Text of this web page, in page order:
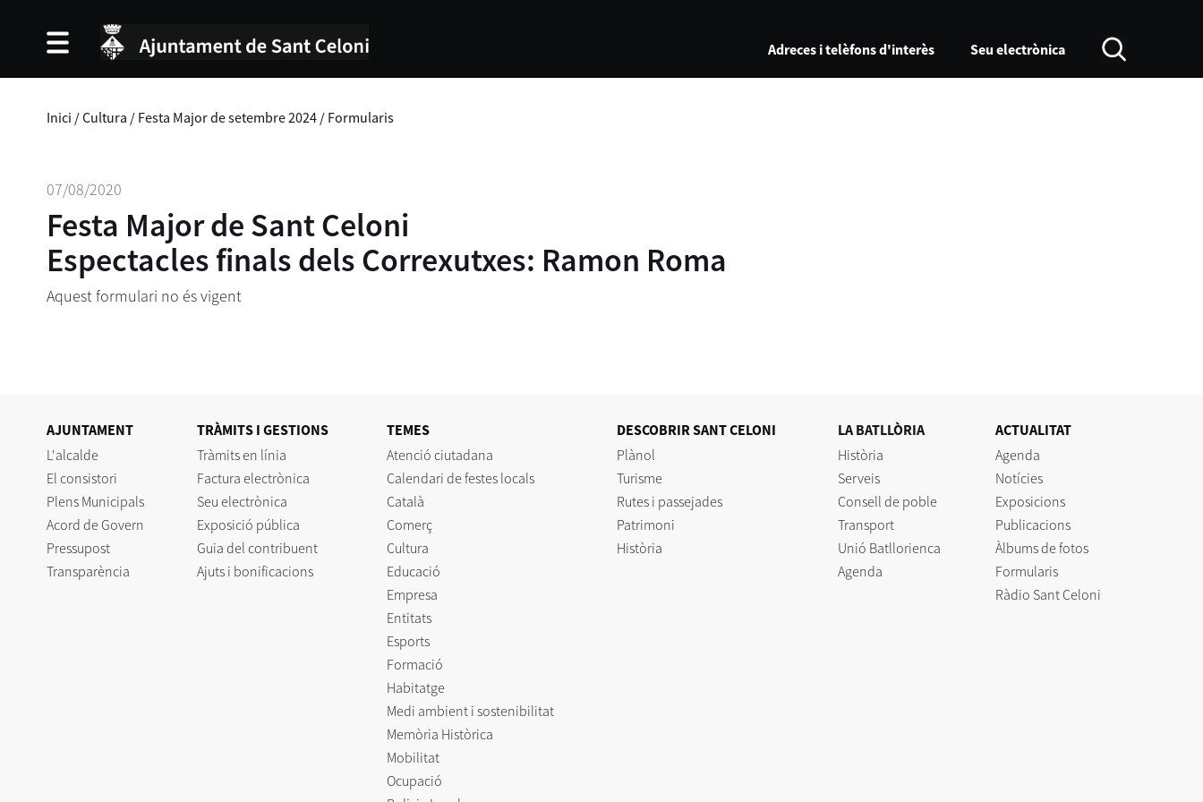
Adreces i telèfons d'interès Seu electrònica
Inici /Cultura / Festa Major de setembre 2024 / Formularis
07/08/2020
Festa Major de Sant Celoni
Espectacles finals dels Correxutxes: Ramon Roma
Aquest formulari no és vigent
AJUNTAMENT
L'alcalde
El consistori
Plens Municipals
Acord de Govern
Pressupost
Transparència
TRÀMITS I GESTIONS
Tràmits en línia
Factura electrònica
Seu electrònica
Exposició pública
Guia del contribuent
Ajuts i bonificacions
TEMES
Atenció ciutadana
Calendari de festes locals
Català
Comerç
Cultura
Educació
Empresa
Entitats
Esports
Formació
Habitatge
Medi ambient i sostenibilitat
Memòria Històrica
Mobilitat
Ocupació
DESCOBRIR SANT CELONI
Plànol
Turisme
Rutes i passejades
Patrimoni
Història
LA BATLLÒRIA
Història
Serveis
Consell de poble
Transport
Unió Batllorienca
Agenda
ACTUALITAT
Agenda
Notícies
Exposicions
Publicacions
Àlbums de fotos
Formularis
Ràdio Sant Celoni